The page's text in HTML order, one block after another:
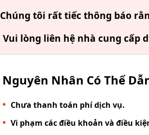
Chúng tôi rất tiếc thông báo
Vui lòng liên hệ nhà cung cấp
Nguyên Nhân Có Thể
Chưa thanh toán phí dịch vụ.
Vi phạm các điều khoản và điều